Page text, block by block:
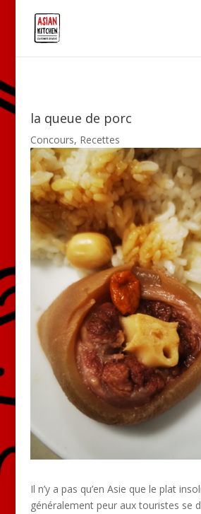
la queue de porc
Concours, Recettes
Il n’y a pas qu’en Asie que le plat
généralement peur aux touristes se